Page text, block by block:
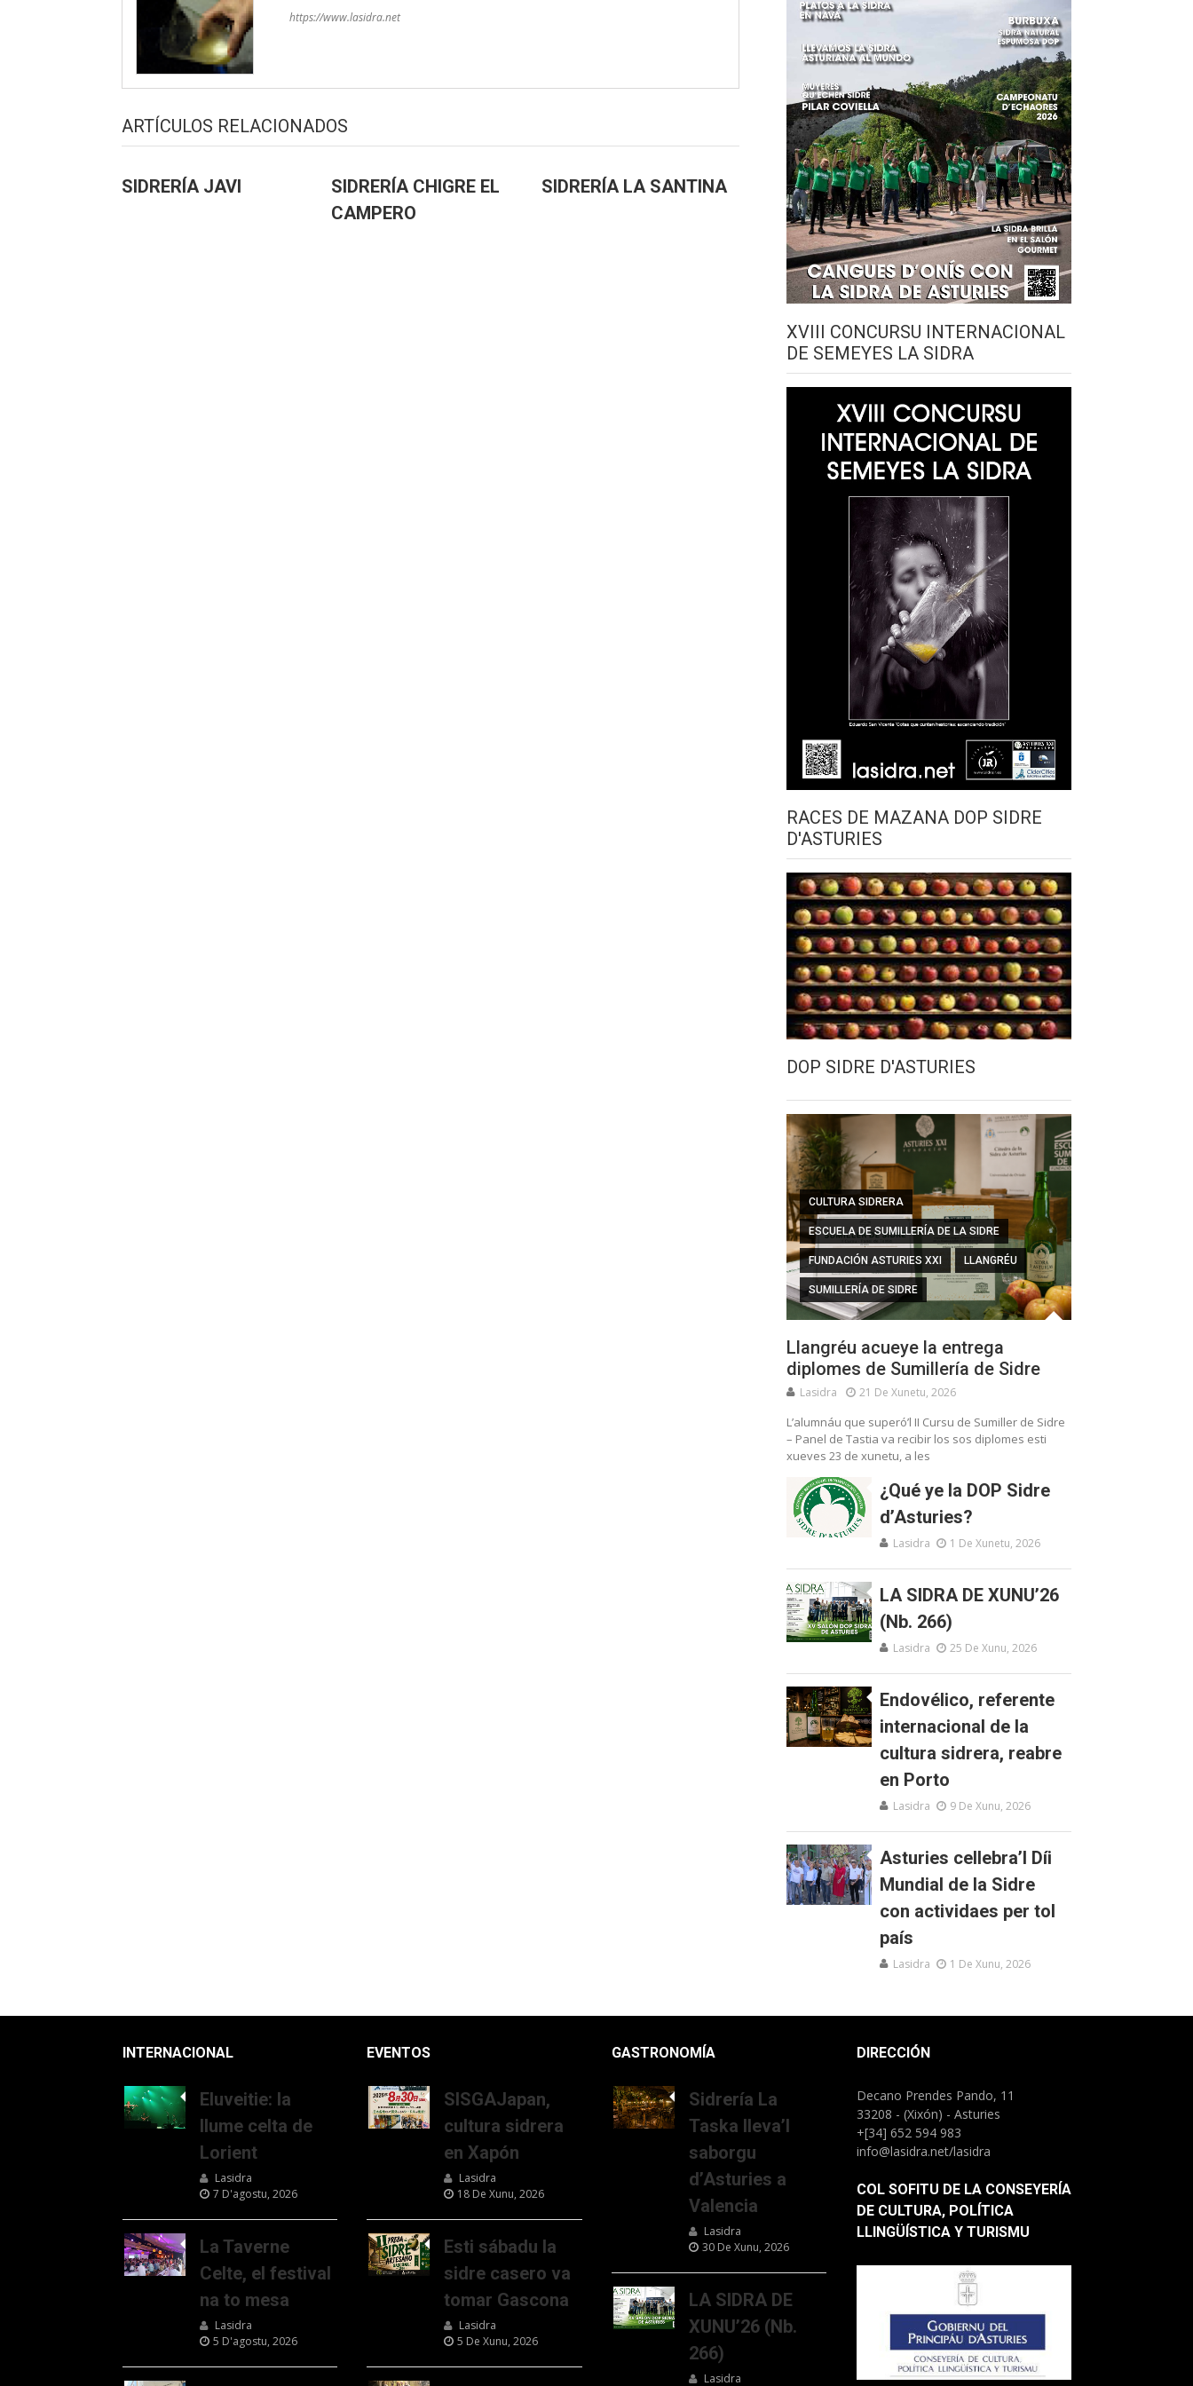
https://www.lasidra.net
ARTÍCULOS RELACIONADOS
SIDRERÍA JAVI
SIDRERÍA CHIGRE EL
CAMPERO
SIDRERÍA LA SANTINA
XVIII CONCURSU INTERNACIONAL
DE SEMEYES LA SIDRA
RACES DE MAZANA DOP SIDRE
D'ASTURIES
DOP SIDRE D'ASTURIES
CULTURA SIDRERA
ESCUELA DE SUMILLERÍA DE LA SIDRE
FUNDACIÓN ASTURIES XXI LLANGRÉU
SUMILLERÍA DE SIDRE
Llangréu acueye la entrega
diplomes de Sumillería de Sidre
Lasidra 21 De Xunetu, 2026
L’alumnáu que superó’l II Cursu de Sumiller de Sidre
– Panel de Tastia va recibir los sos diplomes esti
xueves 23 de xunetu, a les
¿Qué ye la DOP Sidre
d’Asturies?
Lasidra 1 De Xunetu, 2026
LA SIDRA DE XUNU’26
(Nb. 266)
Lasidra 25 De Xunu, 2026
Endovélico, referente
internacional de la
cultura sidrera, reabre
en Porto
Lasidra 9 De Xunu, 2026
Asturies cellebra’l Díi
Mundial de la Sidre
con actividaes per tol
país
Lasidra 1 De Xunu, 2026
INTERNACIONAL
Eluveitie: la
llume celta de
Lorient
Lasidra
7 D'agostu, 2026
La Taverne
Celte, el festival
na to mesa
Lasidra
5 D'agostu, 2026
EVENTOS
SISGAJapan,
cultura sidrera
en Xapón
Lasidra
18 De Xunu, 2026
Esti sábadu la
sidre casero va
tomar Gascona
Lasidra
5 De Xunu, 2026
GASTRONOMÍA
Sidrería La
Taska lleva’l
saborgu
d’Asturies a
Valencia
Lasidra
30 De Xunu, 2026
LA SIDRA DE
XUNU’26 (Nb.
266)
Lasidra
DIRECCIÓN
Decano Prendes Pando, 11
33208 - (Xixón) - Asturies
+[34] 652 594 983
info@lasidra.net/lasidra
COL SOFITU DE LA CONSEYERÍA
DE CULTURA, POLÍTICA
LLINGÜÍSTICA Y TURISMU